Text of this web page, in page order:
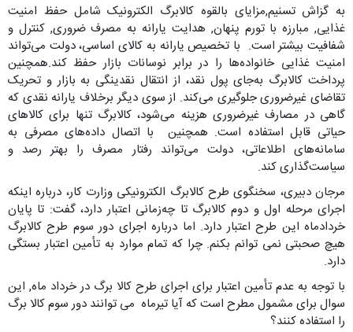
به گزاش تسنیم,مزایای بالقوه کالابرگ الکترونیک شامل حفظ امنیت
غذایی, مبارزه با تورم پنهان, هدایت یارانه به مصرف ضروری, کنترل و
شفافیت بیشتر است. با تخصیص یارانه به کالای اساسی، دولت می‌تواند
امنیت غذایی خانواده‌ها را در برابر نوسانات بازار حفظ کند.همچنین
پرداخت کالابرگ به‌جای پول نقد، از انتقال نقدینگی به بازار و تحریک
تقاضای غیرضروری جلوگیری می‌کند. از سوی دیگر برخلاف یارانه نقدی که
گاهی در مصارف غیرضروری هزینه می‌شود، کالابرگ تنها برای کالاهای
حیاتی قابل استفاده است. همچنین با اتصال داده‌های مصرفی به
سامانه‌های اطلاعاتی، دولت می‌تواند رفتار مصرف را بهتر رصد و
سیاست‌گذاری کند.
مرجان دبیری، سخنگوی طرح کالابرگ الکترونیکی وزارت کار، درباره اینکه
اجرای مرحله اول و دوم کالابرگ تا چه‌زمانی اعتبار دارد، گفت: تا پایان
خردادماه این طرح اعتبار دارد. اما درباره اجرای دور سوم طرح کالابرگ
هیچ صحبتی نمی توانم بکنم. چرا که تمام موارد به تأمین اعتبار بستگی
دارد.
با توجه به عدم تأمین اعتبار برای اجرای طرح کالا برگ در خرداد ماه, این
سوال برای مشمول مطرح است که آیا تیرماه می توانند دور سوم کالا برگ
را استفاده کنند؟